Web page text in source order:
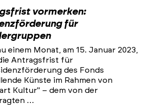
vormerken:
für
einem Monat, am 15. Januar 2023,
Antragsfrist für
des Fonds
Künste im Rahmen von
Kultur" – dem von der
…